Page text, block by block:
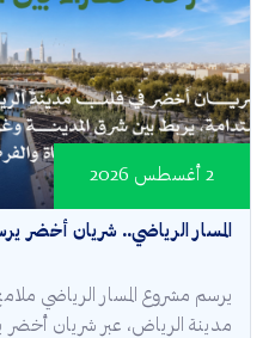
المسار الرياضي.. شريان أخضر
2 أغسطس 2026
يرسم مشروع المسار الرياضي